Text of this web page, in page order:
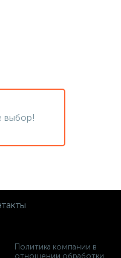
выбор!
Политика компании в
отношении обработки